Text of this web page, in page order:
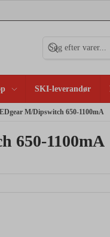
SKI-leverandør
M/Dipswitch 650-1100mA
650-1100mA